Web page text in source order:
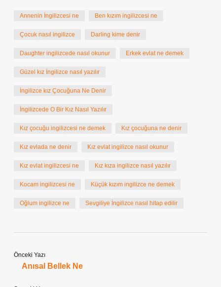
Annenin İngilizcesi ne Ben kızım ingilizcesi ne
Çocuk nasıl ingilizce Darling kime denir
Daughter ingilizcede nasıl okunur Erkek evlat ne demek
Güzel kız İngilizce nasıl yazılır
İngilizce kız Çocuğuna Ne Denir
İngilizcede O Bir Kız Nasıl Yazılır
Kız çocuğu ingilizcesi ne demek Kız çocuğuna ne denir
Kız evlada ne denir Kız evlat ingilizce nasıl okunur
Kız evlat ingilizcesi ne Kız kıza ingilizce nasıl yazılır
Kocam ingilizcesi ne Küçük kızım ingilizce ne demek
Oğlum ingilizce ne Sevgiliye İngilizce nasıl hitap edilir
Önceki Yazı
Anısal Bellek Ne